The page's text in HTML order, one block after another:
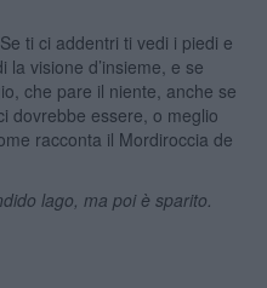
ti ci addentri ti vedi i piedi e
visione d’insieme, e se
che pare il niente, anche se
dovrebbe essere, o meglio
racconta il Mordiroccia de
lago, ma poi è sparito.